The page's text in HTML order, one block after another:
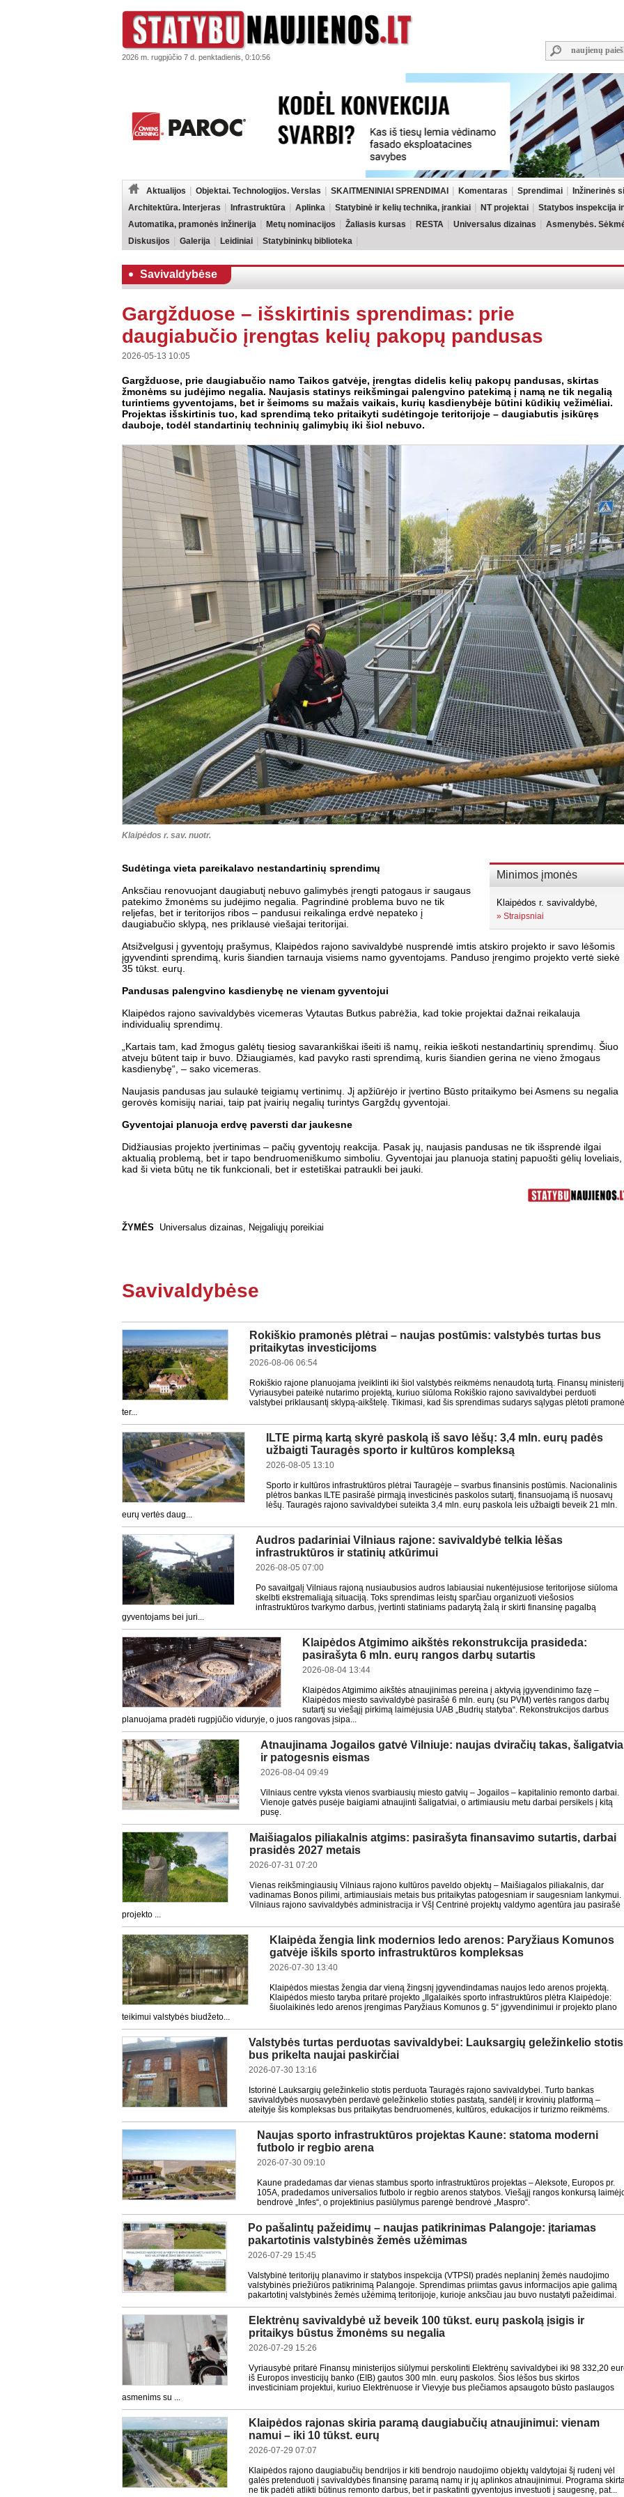
2026 m. rugpjūčio 7 d. penktadienis, 0:10:56
Aktualijos Objektai. Technologijos. Verslas SKAITMENINIAI SPRENDIMAI Komentaras Sprendimai
Inžinerinės
Architektūra. Interjeras
Infrastruktūra Aplinka Statybinė ir kelių technika, įrankiai NT projektai
Statybos inspekcija
Automatika, pramonės inžinerija
Metų nominacijos Žaliasis kursas RESTA Universalus dizainas
Asmenybės.
Diskusijos
Galerija Leidiniai Statybininkų biblioteka
Savivaldybėse
Gargžduose – išskirtinis sprendimas: prie
daugiabučio įrengtas kelių pakopų pandusas
2026-05-13 10:05
Gargžduose, prie daugiabučio namo Taikos gatvėje, įrengtas didelis kelių pakopų pandusas, skirtas
žmonėms su judėjimo negalia. Naujasis statinys reikšmingai palengvino patekimą į namą ne tik negalią
turintiems gyventojams, bet ir šeimoms su mažais vaikais, kurių kasdienybėje būtini kūdikių vežimėliai.
Projektas išskirtinis tuo, kad sprendimą teko pritaikyti sudėtingoje teritorijoje – daugiabutis įsikūręs
dauboje, todėl standartinių techninių galimybių iki šiol nebuvo.
Klaipėdos r. sav. nuotr.
Minimos įmonės
Klaipėdos r. savivaldybė,
» Straipsniai
Sudėtinga vieta pareikalavo nestandartinių sprendimų
Anksčiau renovuojant daugiabutį nebuvo galimybės įrengti patogaus ir saugaus
patekimo žmonėms su judėjimo negalia. Pagrindinė problema buvo ne tik
reljefas, bet ir teritorijos ribos – pandusui reikalinga erdvė nepateko į
daugiabučio sklypą, nes priklausė viešajai teritorijai.
Atsižvelgusi į gyventojų prašymus, Klaipėdos rajono savivaldybė nusprendė imtis atskiro projekto ir savo lėšomis
įgyvendinti sprendimą, kuris šiandien tarnauja visiems namo gyventojams. Panduso įrengimo projekto vertė siekė
35 tūkst. eurų.
Pandusas palengvino kasdienybę ne vienam gyventojui
Klaipėdos rajono savivaldybės vicemeras Vytautas Butkus pabrėžia, kad tokie projektai dažnai reikalauja
individualių sprendimų.
„Kartais tam, kad žmogus galėtų tiesiog savarankiškai išeiti iš namų, reikia ieškoti nestandartinių sprendimų. Šiuo
atveju būtent taip ir buvo. Džiaugiamės, kad pavyko rasti sprendimą, kuris šiandien gerina ne vieno žmogaus
kasdienybę“, – sako vicemeras.
Naujasis pandusas jau sulaukė teigiamų vertinimų. Jį apžiūrėjo ir įvertino Būsto pritaikymo bei Asmens su negalia
gerovės komisijų nariai, taip pat įvairių negalių turintys Gargždų gyventojai.
Gyventojai planuoja erdvę paversti dar jaukesne
Didžiausias projekto įvertinimas – pačių gyventojų reakcija. Pasak jų, naujasis pandusas ne tik išsprendė ilgai
aktualią problemą, bet ir tapo bendruomeniškumo simboliu. Gyventojai jau planuoja statinį papuošti gėlių loveliais,
kad ši vieta būtų ne tik funkcionali, bet ir estetiškai patraukli bei jauki.
ŽYMĖS Universalus dizainas, Neįgaliųjų poreikiai
Savivaldybėse
Rokiškio pramonės plėtrai – naujas postūmis: valstybės turtas bus
pritaikytas investicijoms
2026-08-06 06:54
Rokiškio rajone planuojama įveiklinti iki šiol valstybės reikmėms nenaudotą turtą. Finansų
Vyriausybei pateikė nutarimo projektą, kuriuo siūloma Rokiškio rajono savivaldybei perduoti
valstybei priklausantį sklypą-aikštelę. Tikimasi, kad šis sprendimas sudarys sąlygas plėtoti
ter...
ILTE pirmą kartą skyrė paskolą iš savo lėšų: 3,4 mln. eurų padės
užbaigti Tauragės sporto ir kultūros kompleksą
2026-08-05 13:10
Sporto ir kultūros infrastruktūros plėtrai Tauragėje – svarbus finansinis postūmis. Nacionalinis
plėtros bankas ILTE pasirašė pirmąją investicinės paskolos sutartį, finansuojamą iš nuosavų
lėšų. Tauragės rajono savivaldybei suteikta 3,4 mln. eurų paskola leis užbaigti beveik 21 mln.
eurų vertės daug...
Audros padariniai Vilniaus rajone: savivaldybė telkia lėšas
infrastruktūros ir statinių atkūrimui
2026-08-05 07:00
Po savaitgalį Vilniaus rajoną nusiaubusios audros labiausiai nukentėjusiose teritorijose siūloma
skelbti ekstremaliąją situaciją. Toks sprendimas leistų sparčiau organizuoti viešosios
infrastruktūros tvarkymo darbus, įvertinti statiniams padarytą žalą ir skirti finansinę pagalbą
gyventojams bei juri...
Klaipėdos Atgimimo aikštės rekonstrukcija prasideda:
pasirašyta 6 mln. eurų rangos darbų sutartis
2026-08-04 13:44
Klaipėdos Atgimimo aikštės atnaujinimas pereina į aktyvią įgyvendinimo fazę –
Klaipėdos miesto savivaldybė pasirašė 6 mln. eurų (su PVM) vertės rangos darbų
sutartį su viešąjį pirkimą laimėjusia UAB „Budrių statyba“. Rekonstrukcijos darbus
planuojama pradėti rugpjūčio viduryje, o juos rangovas įsipa...
Atnaujinama Jogailos gatvė Vilniuje: naujas dviračių takas,
ir patogesnis eismas
2026-08-04 09:49
Vilniaus centre vyksta vienos svarbiausių miesto gatvių – Jogailos – kapitalinio remonto darbai.
Vienoje gatvės pusėje baigiami atnaujinti šaligatviai, o artimiausiu metu darbai persikels į kitą
pusę.
Maišiagalos piliakalnis atgims: pasirašyta finansavimo sutartis, darbai
prasidės 2027 metais
2026-07-31 07:20
Vienas reikšmingiausių Vilniaus rajono kultūros paveldo objektų – Maišiagalos piliakalnis, dar
vadinamas Bonos pilimi, artimiausiais metais bus pritaikytas patogesniam ir saugesniam lankymui.
Vilniaus rajono savivaldybės administracija ir VšĮ Centrinė projektų valdymo agentūra jau pasirašė
projekto ...
Klaipėda žengia link modernios ledo arenos: Paryžiaus Komunos
gatvėje iškils sporto infrastruktūros kompleksas
2026-07-30 13:40
Klaipėdos miestas žengia dar vieną žingsnį įgyvendindamas naujos ledo arenos projektą.
Klaipėdos miesto taryba pritarė projekto „Ilgalaikės sporto infrastruktūros plėtra Klaipėdoje:
šiuolaikinės ledo arenos įrengimas Paryžiaus Komunos g. 5“ įgyvendinimui ir projekto plano
teikimui valstybės biudžeto...
Valstybės turtas perduotas savivaldybei: Lauksargių geležinkelio stotis
bus prikelta naujai paskirčiai
2026-07-30 13:16
Istorinė Lauksargių geležinkelio stotis perduota Tauragės rajono savivaldybei. Turto bankas
savivaldybės nuosavybėn perdavė geležinkelio stoties pastatą, sandėlį ir krovinių platformą –
ateityje šis kompleksas bus pritaikytas bendruomenės, kultūros, edukacijos ir turizmo reikmėms.
Naujas sporto infrastruktūros projektas Kaune: statoma moderni
futbolo ir regbio arena
2026-07-30 09:10
Kaune pradedamas dar vienas stambus sporto infrastruktūros projektas – Aleksote, Europos pr.
105A, pradedamos universalios futbolo ir regbio arenos statybos. Viešąjį rangos konkursą
bendrovė „Infes“, o projektinius pasiūlymus parengė bendrovė „Maspro“.
Po pašalintų pažeidimų – naujas patikrinimas Palangoje: įtariamas
pakartotinis valstybinės žemės užėmimas
2026-07-29 15:45
Valstybinė teritorijų planavimo ir statybos inspekcija (VTPSI) pradės neplaninį žemės naudojimo
valstybinės priežiūros patikrinimą Palangoje. Sprendimas priimtas gavus informacijos apie galimą
pakartotinį valstybinės žemės užėmimą teritorijoje, kurioje anksčiau jau buvo nustatyti pažeidimai.
Elektrėnų savivaldybė už beveik 100 tūkst. eurų paskolą įsigis ir
pritaikys būstus žmonėms su negalia
2026-07-29 15:26
Vyriausybė pritarė Finansų ministerijos siūlymui perskolinti Elektrėnų savivaldybei iki 98 332,20
iš Europos investicijų banko (EIB) gautos 300 mln. eurų paskolos. Šios lėšos bus skirtos
investiciniam projektui, kuriuo Elektrėnuose ir Vievyje bus plečiamos apsaugoto būsto paslaugos
asmenims su ...
Klaipėdos rajonas skiria paramą daugiabučių atnaujinimui: vienam
namui – iki 10 tūkst. eurų
2026-07-29 07:07
Klaipėdos rajono daugiabučių bendrijos ir kiti bendrojo naudojimo objektų valdytojai šį rudenį vėl
galės pretenduoti į savivaldybės finansinę paramą namų ir jų aplinkos atnaujinimui. Programa
ne tik padėti atlikti būtinus remonto darbus, bet ir paskatinti gyventojus investuoti į saugesnę, pat...